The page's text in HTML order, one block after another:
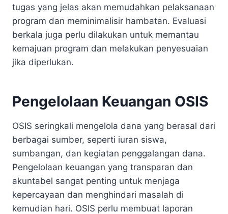
tugas yang jelas akan memudahkan pelaksanaan
program dan meminimalisir hambatan. Evaluasi
berkala juga perlu dilakukan untuk memantau
kemajuan program dan melakukan penyesuaian
jika diperlukan.
Pengelolaan Keuangan OSIS
OSIS seringkali mengelola dana yang berasal dari
berbagai sumber, seperti iuran siswa,
sumbangan, dan kegiatan penggalangan dana.
Pengelolaan keuangan yang transparan dan
akuntabel sangat penting untuk menjaga
kepercayaan dan menghindari masalah di
kemudian hari. OSIS perlu membuat laporan